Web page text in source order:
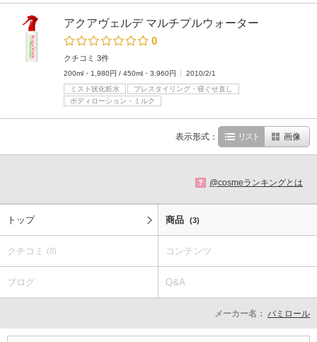
アクアヴェルデ マルチプルウォーター
0
クチコミ 3件
200ml・1,980円 / 450ml・3,960円
2010/2/1
ミスト状化粧水
プレスタイリング・寝ぐせ直し
ボディローション・ミルク
表示形式： リスト 画像
? @cosmeランキングとは
トップ 商品 (3)
クチコミ (0) コンテンツ
ブログ Q&A
メーカー名： パミロール